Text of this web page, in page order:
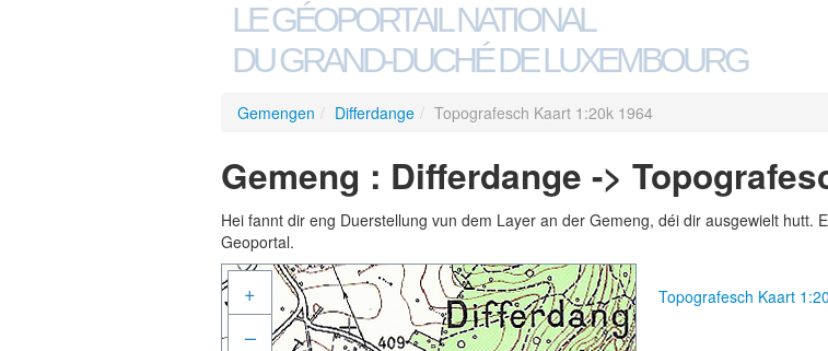
LE GÉOPORTAIL NATIONAL
DU GRAND-DUCHÉ DE LUXEMBOURG
Gemengen / Differdange / Topografesch Kaart 1:20k 1964
Gemeng : Differdange ->
Hei fannt dir eng Duerstellung vun dem Layer an der Gemeng, déi dir ausgewielt hutt.
Geoportal.
+
–
Topografesch Kaart